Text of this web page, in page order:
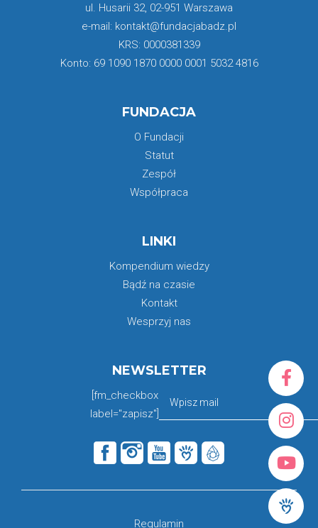
ul. Husarii 32, 02-951 Warszawa
e-mail: kontakt@fundacjabadz.pl
KRS: 0000381339
Konto: 69 1090 1870 0000 0001 5032 4816
FUNDACJA
O Fundacji
Statut
Zespół
Współpraca
LINKI
Kompendium wiedzy
Bądź na czasie
Kontakt
Wesprzyj nas
NEWSLETTER
[fm_checkbox
label="zapisz"]
Regulamin